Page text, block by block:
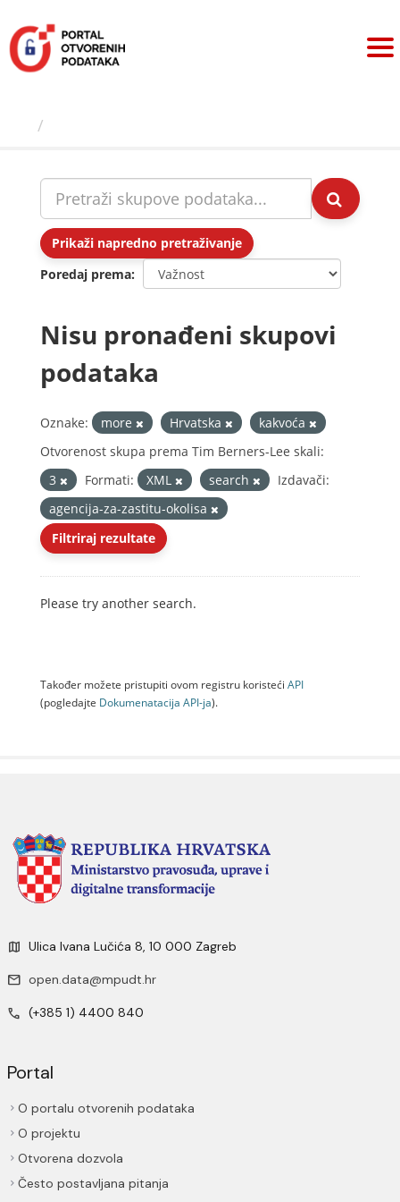
sadržaj
Prikaži napredno pretraživanje
Poredaj prema
Nisu pronađeni skupovi
podataka
Oznake: more Hrvatska
kakvoća
Otvorenost skupa prema Tim Berners-Lee skali:
3
Formati: XML search
Izdavači:
agencija-za-zastitu-okolisa
Filtriraj rezultate
Please try another search.
Također možete pristupiti ovom registru koristeći API
(pogledajte Dokumenаtаcijа API-jа).